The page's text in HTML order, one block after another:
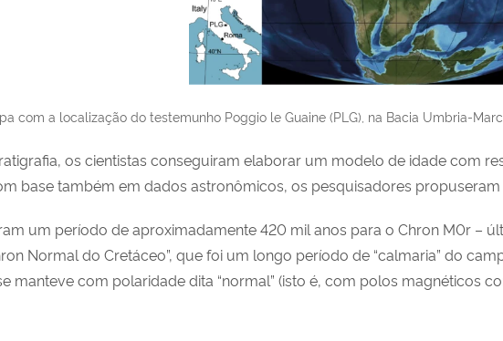
com a localização do testemunho Poggio le Guaine (PLG), na Bacia Umbria-
os cientistas conseguiram elaborar um modelo de idade com
base também em dados astronômicos, os pesquisadores
um período de aproximadamente 420 mil anos para o Chron M0r –
Normal do Cretáceo”, que foi um longo período de “calmaria” do
manteve com polaridade dita “normal” (isto é, com polos magnéticos